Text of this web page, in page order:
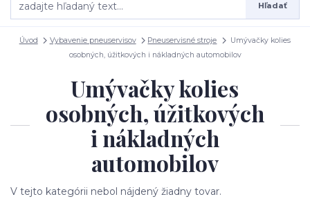
Hľadať
Úvod Vybavenie pneuservisov Pneuservisné stroje
Umývačky kolies
osobných, úžitkových i nákladných automobilov
Umývačky kolies
osobných, úžitkových
i nákladných
automobilov
V tejto kategórii nebol nájdený žiadny tovar.